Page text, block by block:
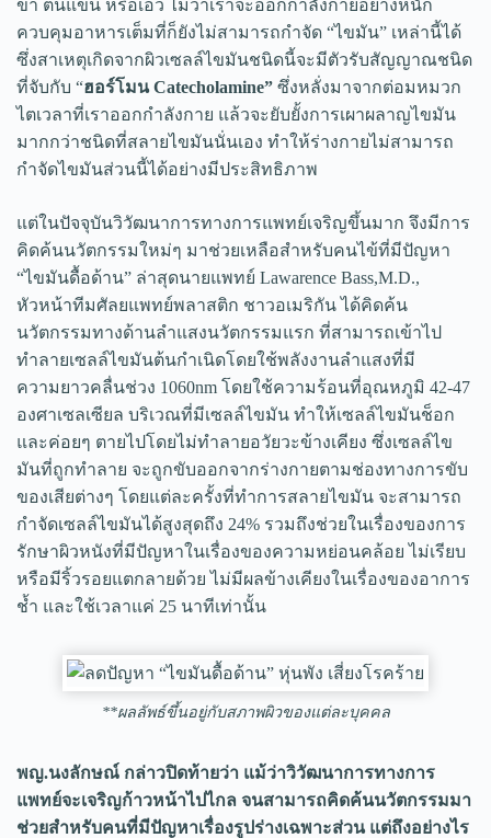
ขา ต้นแขน หรือเอว ไม่ว่าเราจะออกกำลังกายอย่างหนัก
ควบคุมอาหารเต็มที่ก็ยังไม่สามารถกำจัด “ไขมัน” เหล่านี้ได้
ซึ่งสาเหตุเกิดจากผิวเซลล์ไขมันชนิดนี้จะมีตัวรับสัญญาณชนิด
ที่จับกับ “ฮอร์โมน Catecholamine” ซึ่งหลั่งมาจากต่อมหมวก
ไตเวลาที่เราออกกำลังกาย แล้วจะยับยั้งการเผาผลาญไขมัน
มากกว่าชนิดที่สลายไขมันนั่นเอง ทำให้ร่างกายไม่สามารถ
กำจัดไขมันส่วนนี้ได้อย่างมีประสิทธิภาพ
แต่ในปัจจุบันวิวัฒนาการทางการแพทย์เจริญขึ้นมาก จึงมีการ
คิดค้นนวัตกรรมใหม่ๆ มาช่วยเหลือสำหรับคนไข้ที่มีปัญหา
“ไขมันดื้อด้าน” ล่าสุดนายแพทย์ Lawarence Bass,M.D.,
หัวหน้าทีมศัลยแพทย์พลาสติก ชาวอเมริกัน ได้คิดค้น
นวัตกรรมทางด้านลำแสงนวัตกรรมแรก ที่สามารถเข้าไป
ทำลายเซลล์ไขมันต้นกำเนิดโดยใช้พลังงานลำแสงที่มี
ความยาวคลื่นช่วง 1060nm โดยใช้ความร้อนที่อุณหภูมิ 42-47
องศาเซลเซียล บริเวณที่มีเซลล์ไขมัน ทำให้เซลล์ไขมันช็อก
และค่อยๆ ตายไปโดยไม่ทำลายอวัยวะข้างเคียง ซึ่งเซลล์ไข
มันที่ถูกทำลาย จะถูกขับออกจากร่างกายตามช่องทางการขับ
ของเสียต่างๆ โดยแต่ละครั้งที่ทำการสลายไขมัน จะสามารถ
กำจัดเซลล์ไขมันได้สูงสุดถึง 24% รวมถึงช่วยในเรื่องของการ
รักษาผิวหนังที่มีปัญหาในเรื่องของความหย่อนคล้อย ไม่เรียบ
หรือมีริ้วรอยแตกลายด้วย ไม่มีผลข้างเคียงในเรื่องของอาการ
ช้ำ และใช้เวลาแค่ 25 นาทีเท่านั้น
**ผลลัพธ์ขึ้นอยู่กับสภาพผิวของแต่ละบุคคล
พญ.นงลักษณ์ กล่าวปิดท้ายว่า แม้ว่าวิวัฒนาการทางการ
แพทย์จะเจริญก้าวหน้าไปไกล จนสามารถคิดค้นนวัตกรรมมา
ช่วยสำหรับคนที่มีปัญหาเรื่องรูปร่างเฉพาะส่วน แต่ถึงอย่างไร